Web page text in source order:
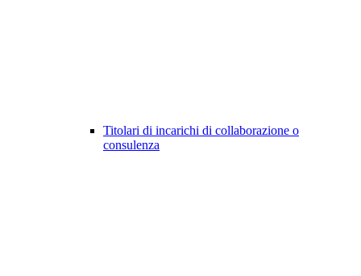
Titolari di incarichi di collaborazione o
consulenza